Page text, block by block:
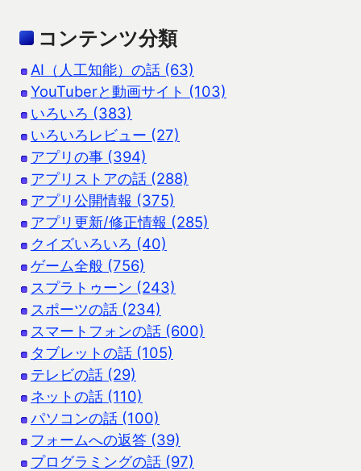
コンテンツ分類
AI（人工知能）の話 (63)
YouTuberと動画サイト (103)
いろいろ (383)
いろいろレビュー (27)
アプリの事 (394)
アプリストアの話 (288)
アプリ公開情報 (375)
アプリ更新/修正情報 (285)
クイズいろいろ (40)
ゲーム全般 (756)
スプラトゥーン (243)
スポーツの話 (234)
スマートフォンの話 (600)
タブレットの話 (105)
テレビの話 (29)
ネットの話 (110)
パソコンの話 (100)
フォームへの返答 (39)
プログラミングの話 (97)